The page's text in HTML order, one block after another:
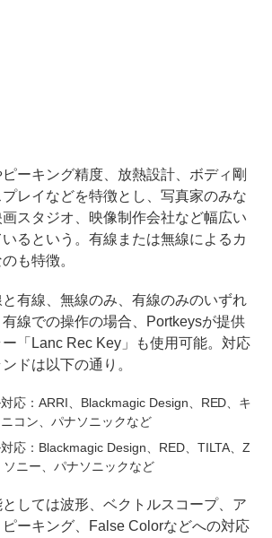
ーキング精度、放熱設計、ボディ剛
レイなどを特徴とし、写真家のみな
スタジオ、映像制作会社など幅広い
るという。有線または無線によるカ
も特徴。
有線、無線のみ、有線のみのいずれ
線での操作の場合、Portkeysが提供
「Lanc Rec Key」も使用可能。対応
ドは以下の通り。
応：ARRI、Blackmagic Design、RED、キ
コン、パナソニックなど
応：Blackmagic Design、RED、TILTA、Z
ニー、パナソニックなど
しては波形、ベクトルスコープ、ア
ーキング、False Colorなどへの対応